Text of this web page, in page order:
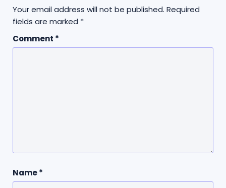
Your email address will not be published. Required
fields are marked *
Comment *
Name*